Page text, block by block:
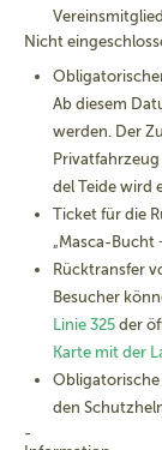
Nicht
Ab diesem
werden. Der
del Teide wird
Ticket für die
„Masca-Bucht
Rücktransfer
Besucher
Linie 325 der
Karte mit der
Obligatorische
den
-